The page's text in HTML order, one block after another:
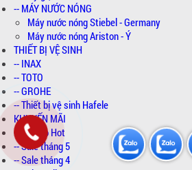
-- MÁY NƯỚC NÓNG
Máy nước nóng Stiebel - Germany
Máy nước nóng Ariston - Ý
THIẾT BỊ VỆ SINH
-- INAX
-- TOTO
-- GROHE
-- Thiết bị vệ sinh Hafele
KHUYẾN MÃI
-- Combo Hot
-- Sale tháng 5
-- Sale tháng 4